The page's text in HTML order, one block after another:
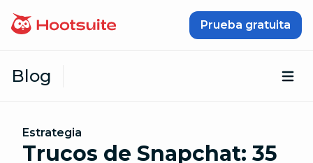
Prueba gratuita
Blog
Estrategia
Trucos de Snapchat: 35